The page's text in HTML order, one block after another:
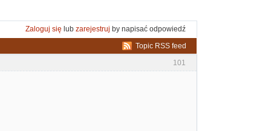
Zaloguj się lub zarejestruj by napisać odpowiedź
Topic RSS feed
101